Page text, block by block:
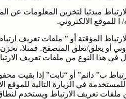
مبدئيا لتخزين المعلومات عن
ا للموقع الالكتروني.
المؤقتة أو ” ملفات تعريف
أو يغلق/تغلق المتصفح. فمثلا،
في هذا النوع من ملفات تعريف
ب” دائم” أو “ثابت” إذا بقيت
في الزيارة التالية
ملفات تعريف الارتباط ويستخدم